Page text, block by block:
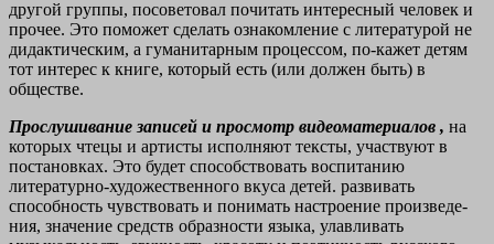
другой группы, посоветовал почитать интересный человек и
прочее. Это поможет сделать ознакомление с литературой не
дидактическим, а гуманитарным процессом, по-кажет детям
тот интерес к книге, который есть (или должен быть) в
обществе.
Прослушивание записей и просмотр видеоматериалов , на
которых чтецы и артисты исполняют тексты, участвуют в
постановках. Это будет способствовать воспитанию
литературно-художественного вкуса детей. развивать
способность чувствовать и понимать настроение произведе-
ния, значение средств образности языка, улавливать